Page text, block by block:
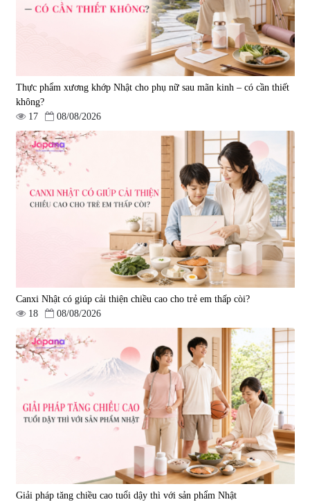
Viên uống phòng ngừa đột quỵ,
tai biến Nattokinase Nano
Premium 120 viên
2.290.000 đ
Thực phẩm xương khớp Nhật cho phụ nữ sau mãn kinh – có cần thiết
không?
17
08/08/2026
Canxi Nhật có giúp cải thiện chiều cao cho trẻ em thấp còi?
18
08/08/2026
Giải pháp tăng chiều cao tuổi dậy thì với sản phẩm Nhật